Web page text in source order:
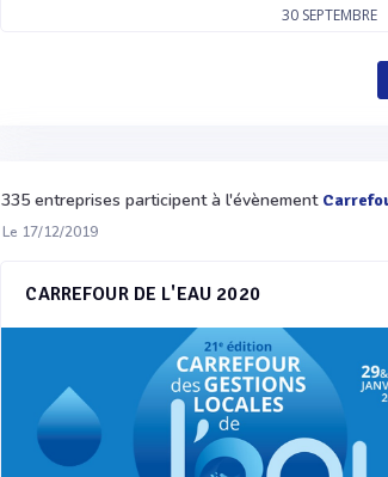
30 SEPTEMBRE
335 entreprises participent à l'évènement
Le 17/12/2019
CARREFOUR DE L'EAU 2020